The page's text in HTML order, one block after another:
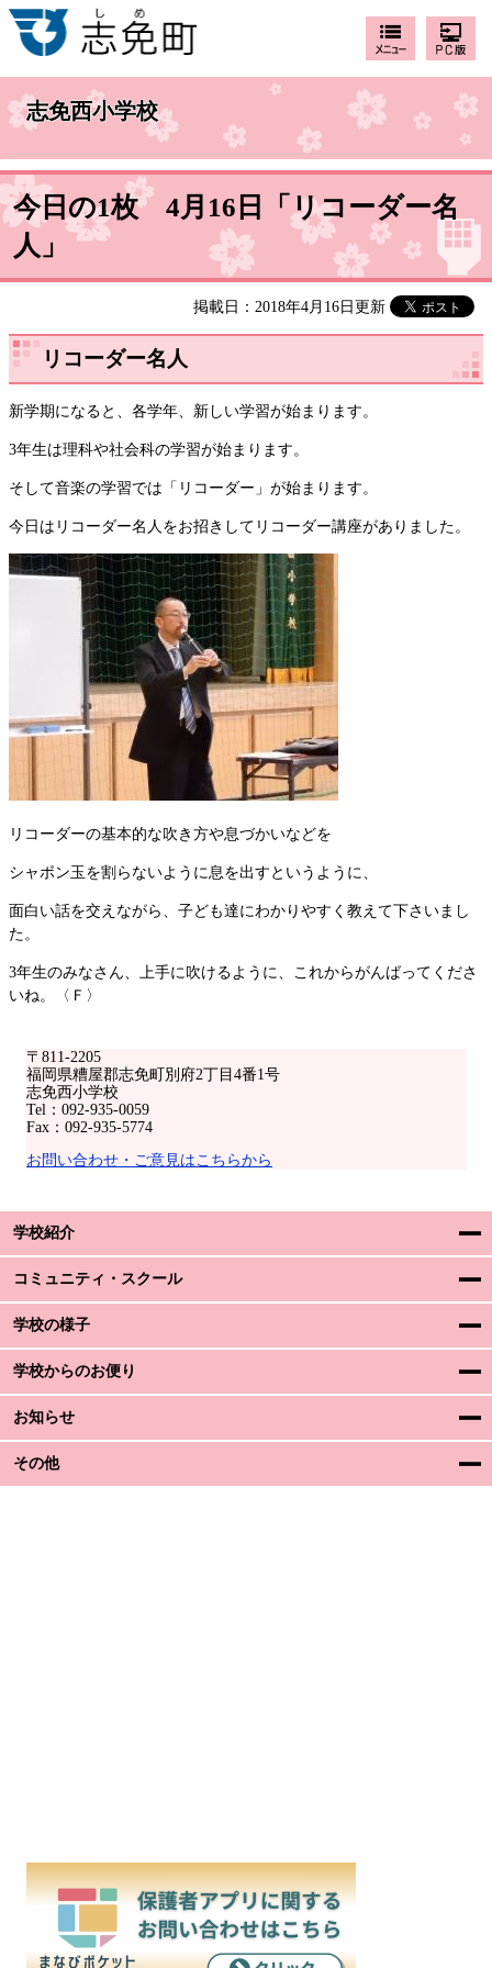
志免西小学校
〒811-2205
福岡県糟屋郡志免町別府2丁目4番1号
志免西小学校
Tel：092-935-0059
Fax：092-935-5774
お問い合わせ・ご意見はこちらから
学校紹介
コミュニティ・スクール
学校の様子
学校からのお便り
お知らせ
その他
今日の1枚 4月16日「リコーダー名
人」
掲載日：2018年4月16日更新
リコーダー名人
新学期になると、各学年、新しい学習が始まります。
3年生は理科や社会科の学習が始まります。
そして音楽の学習では「リコーダー」が始まります。
今日はリコーダー名人をお招きしてリコーダー講座がありました。
リコーダーの基本的な吹き方や息づかいなどを
シャボン玉を割らないように息を出すというように、
面白い話を交えながら、子ども達にわかりやすく教えて下さいまし
た。
3年生のみなさん、上手に吹けるように、これからがんばってくださ
いね。〈Ｆ〉